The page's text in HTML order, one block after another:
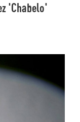
'Chabelo'